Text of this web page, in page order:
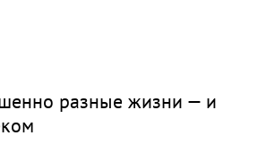
разные жизни — и